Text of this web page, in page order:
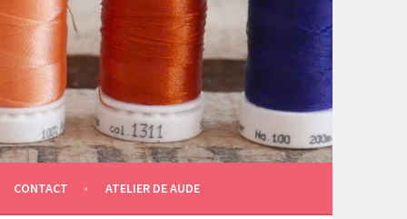
CONTACT ATELIER DE AUDE